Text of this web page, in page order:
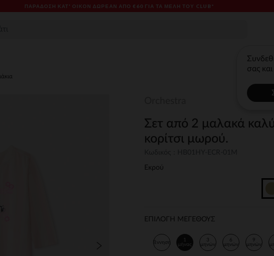
ΠΑΡΆΔΟΣΗ ΚΑΤ' ΟΊΚΟΝ ΔΩΡΕΑΝ ΑΠΌ €60 ΓΙΑ ΤΑ ΜΈΛΗ ΤΟΥ CLUB*
σας
Σετ από 2 μαλακά
κορίτσι μωρού.
Εκρού
ΕΠΙΛΟΓΗ ΜΕΓΕΘΟΥΣ
Γέννηση
1
μήνας
3
μηνών
6
μηνών
9
μηνών